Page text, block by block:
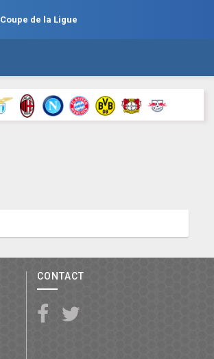
Coupe de la Ligue
CONTACT